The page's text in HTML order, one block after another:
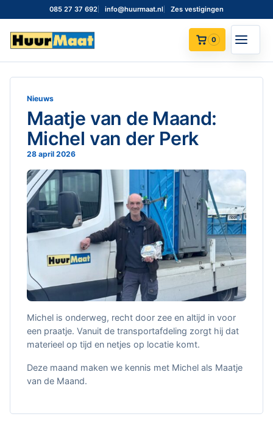
085 27 37 692 info@huurmaat.nl Zes vestigingen
0
Nieuws
Maatje van de Maand:
Michel van der Perk
28 april 2026
Michel is onderweg, recht door zee en altijd in voor
een praatje. Vanuit de transportafdeling zorgt hij dat
materieel op tijd en netjes op locatie komt.
Deze maand maken we kennis met Michel als Maatje
van de Maand.